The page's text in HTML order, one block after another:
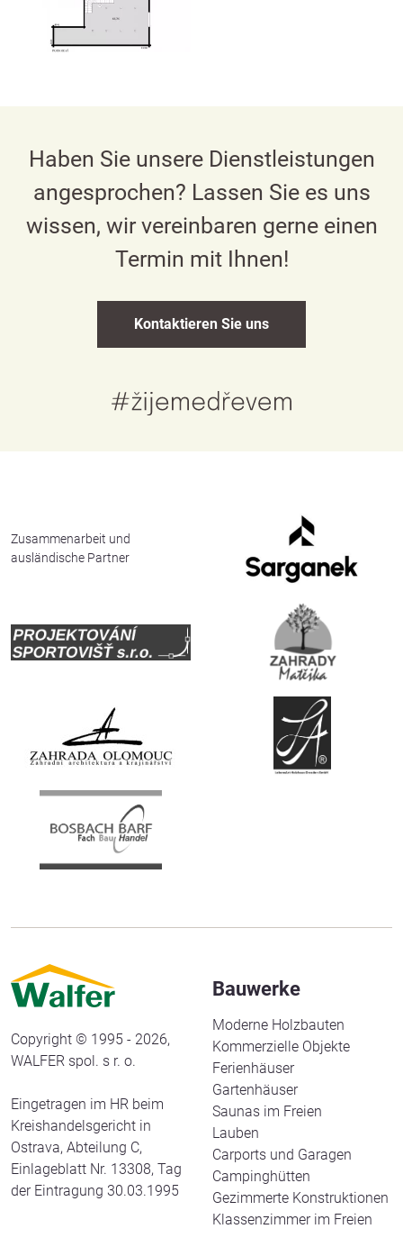
Haben Sie unsere Dienstleistungen
angesprochen? Lassen Sie es uns
wissen, wir vereinbaren gerne einen
Termin mit Ihnen!
Kontaktieren Sie uns
Zusammenarbeit und
ausländische Partner
Copyright © 1995 - 2026,
WALFER spol. s r. o.
Eingetragen im HR beim
Kreishandelsgericht in
Ostrava, Abteilung C,
Einlageblatt Nr. 13308, Tag
der Eintragung 30.03.1995
Bauwerke
Moderne Holzbauten
Kommerzielle Objekte
Ferienhäuser
Gartenhäuser
Saunas im Freien
Lauben
Carports und Garagen
Campinghütten
Gezimmerte Konstruktionen
Klassenzimmer im Freien
Česky